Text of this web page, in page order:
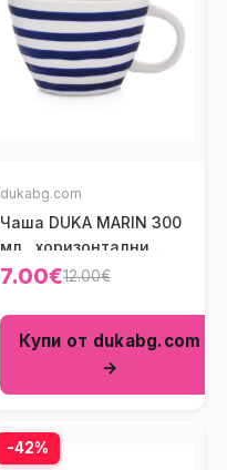
dukabg.com
Чаша DUKA MARIN 300
мл., хоризонтални
черти, син
7.00€12.00€
Купи от dukabg.com
→
-42%